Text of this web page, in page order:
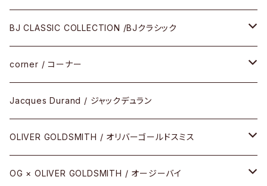
メガネ
サングラス
アパレル
その他
BJ CLASSIC COLLECTION /BJクラシック
CELLULOID（CRAFTSMAN EDITION）
SHINBARI（CRAFTSMAN EDITION）
URUSHI（CRAFTSMAN EDITION）
REVIVAL EDITION
corner / コーナー
リサーチシリーズ
サブリメイションシリーズ
Jacques Durand / ジャックデュラン
OLIVER GOLDSMITH / オリバーゴールドスミス
メタル
OG × OLIVER GOLDSMITH / オージーバイ